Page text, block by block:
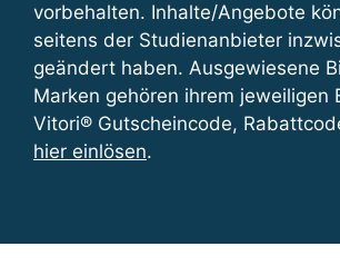
vorbehalten. Inhalte/Angebote
seitens der Studienanbieter
geändert haben. Ausgewiesene
Marken gehören ihrem jeweiligen
Vitori® Gutscheincode,
hier einlösen.